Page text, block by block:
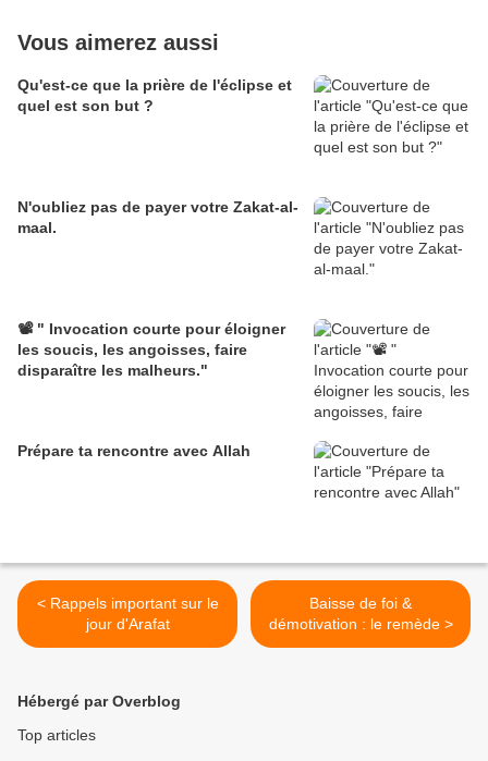
Vous aimerez aussi
Qu'est-ce que la prière de l'éclipse et
quel est son but ?
N'oubliez pas de payer votre Zakat-al-
maal.
📽️ " Invocation courte pour éloigner
les soucis, les angoisses, faire
disparaître les malheurs."
Prépare ta rencontre avec Allah
< Rappels important sur le
jour d'Arafat
Baisse de foi &
démotivation : le remède >
Hébergé par Overblog
Top articles